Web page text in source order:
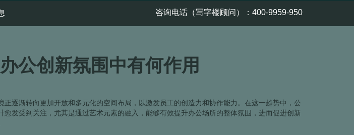
咨询电话（写字楼顾问）：400-9959-950
公创新氛围中有何作用
正逐渐转向更加开放和多元化的空间布局，以激发员工的创造力和协作能力。在这一趋势中，公
愈发受到关注，尤其是通过艺术元素的融入，能够有效提升办公场所的整体氛围，进而促进创新